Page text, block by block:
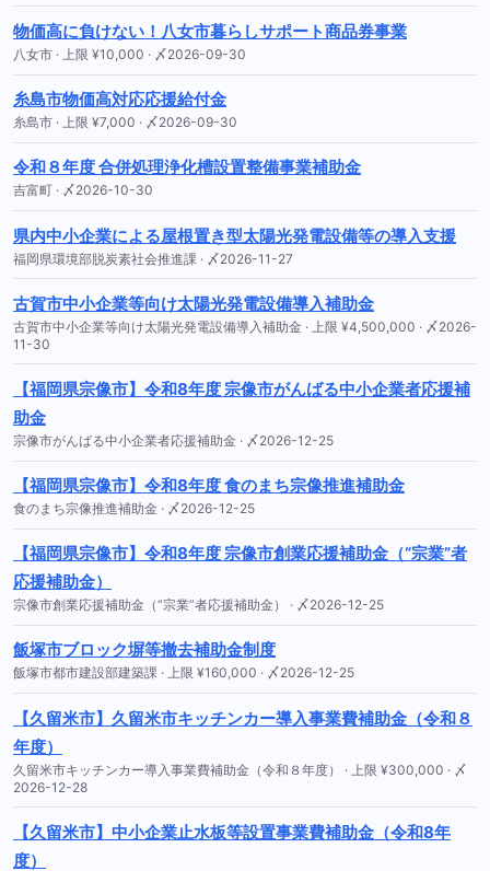
物価高に負けない！八女市暮らしサポート商品券事業
八女市 · 上限 ¥10,000 · 〆2026-09-30
糸島市物価高対応応援給付金
糸島市 · 上限 ¥7,000 · 〆2026-09-30
令和８年度 合併処理浄化槽設置整備事業補助金
吉富町 · 〆2026-10-30
県内中小企業による屋根置き型太陽光発電設備等の導入支援
福岡県環境部脱炭素社会推進課 · 〆2026-11-27
古賀市中小企業等向け太陽光発電設備導入補助金
古賀市中小企業等向け太陽光発電設備導入補助金 · 上限 ¥4,500,000 · 〆2026-
11-30
【福岡県宗像市】令和8年度 宗像市がんばる中小企業者応援補
助金
宗像市がんばる中小企業者応援補助金 · 〆2026-12-25
【福岡県宗像市】令和8年度 食のまち宗像推進補助金
食のまち宗像推進補助金 · 〆2026-12-25
【福岡県宗像市】令和8年度 宗像市創業応援補助金（“宗業”者
応援補助金）
宗像市創業応援補助金（“宗業”者応援補助金） · 〆2026-12-25
飯塚市ブロック塀等撤去補助金制度
飯塚市都市建設部建築課 · 上限 ¥160,000 · 〆2026-12-25
【久留米市】久留米市キッチンカー導入事業費補助金（令和８
年度）
久留米市キッチンカー導入事業費補助金（令和８年度） · 上限 ¥300,000 · 〆
2026-12-28
【久留米市】中小企業止水板等設置事業費補助金（令和8年
度）